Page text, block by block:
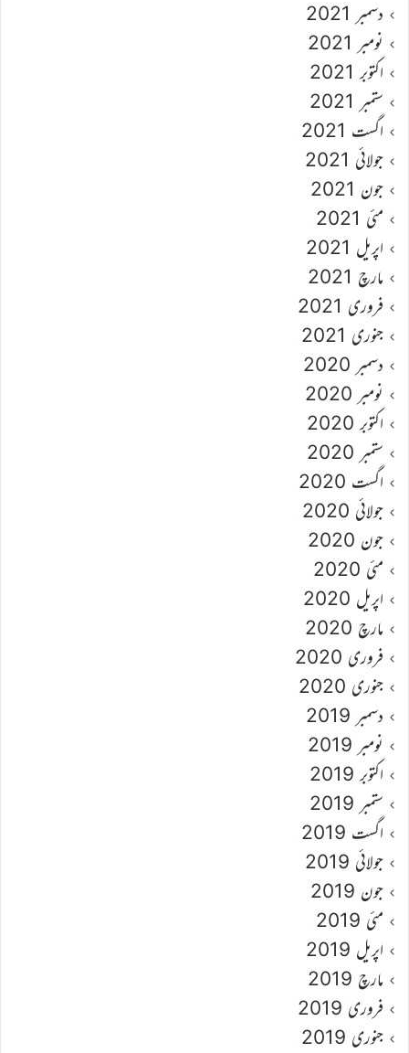
دسمبر 2021
نومبر 2021
اکتوبر 2021
ستمبر 2021
اگست 2021
جولائی 2021
جون 2021
مئی 2021
اپریل 2021
مارچ 2021
فروری 2021
جنوری 2021
دسمبر 2020
نومبر 2020
اکتوبر 2020
ستمبر 2020
اگست 2020
جولائی 2020
جون 2020
مئی 2020
اپریل 2020
مارچ 2020
فروری 2020
جنوری 2020
دسمبر 2019
نومبر 2019
اکتوبر 2019
ستمبر 2019
اگست 2019
جولائی 2019
جون 2019
مئی 2019
اپریل 2019
مارچ 2019
فروری 2019
جنوری 2019